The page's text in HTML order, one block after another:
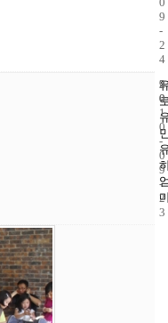
9
-
2
4
9
0
2
0
1
0
-
0
9
-
2
3